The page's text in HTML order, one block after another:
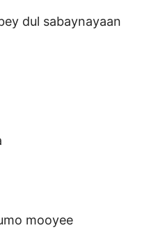
dul sabaynayaan
mooyee